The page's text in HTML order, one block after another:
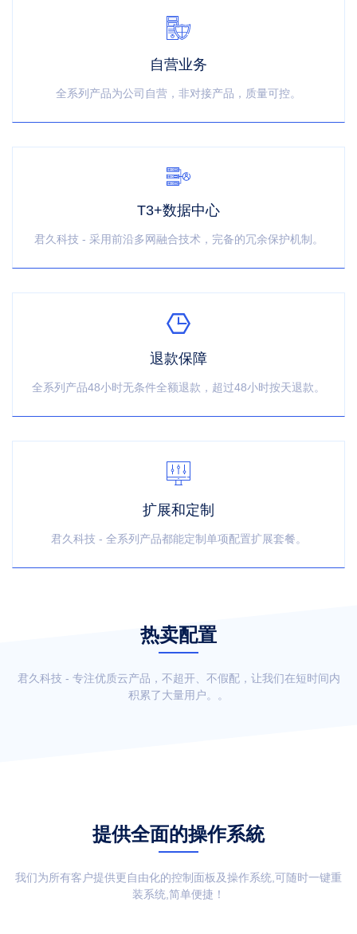
自营业务
全系列产品为公司自营，非对接产品，质量可控。
T3+数据中心
君久科技 - 采用前沿多网融合技术，完备的冗余保护机制。
退款保障
全系列产品48小时无条件全额退款，超过48小时按天退款。
扩展和定制
君久科技 - 全系列产品都能定制单项配置扩展套餐。
热卖配置
君久科技 - 专注优质云产品，不超开、不假配，让我们在短时间内
积累了大量用户。。
提供全面的操作系統
我们为所有客户提供更自由化的控制面板及操作系统,可随时一键重
装系统,简单便捷！